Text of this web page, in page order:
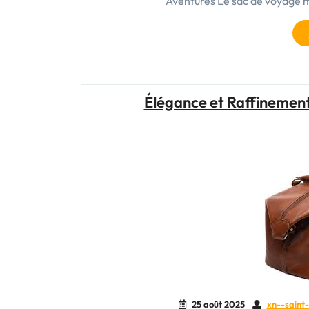
Élégance et
25 août 2025 xn--